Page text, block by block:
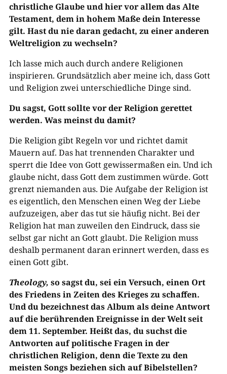
christliche Glaube und hier vor allem das Alte
Testament, dem in hohem Maße dein Interesse
gilt. Hast du nie daran gedacht, zu einer anderen
Weltreligion zu wechseln?
Ich lasse mich auch durch andere Religionen
inspirieren. Grundsätzlich aber meine ich, dass Gott
und Religion zwei unterschiedliche Dinge sind.
Du sagst, Gott sollte vor der Religion gerettet
werden. Was meinst du damit?
Die Religion gibt Regeln vor und richtet damit
Mauern auf. Das hat trennenden Charakter und
sperrt die Idee von Gott gewissermaßen ein. Und ich
glaube nicht, dass Gott dem zustimmen würde. Gott
grenzt niemanden aus. Die Aufgabe der Religion ist
es eigentlich, den Menschen einen Weg der Liebe
aufzuzeigen, aber das tut sie häufig nicht. Bei der
Religion hat man zuweilen den Eindruck, dass sie
selbst gar nicht an Gott glaubt. Die Religion muss
deshalb permanent daran erinnert werden, dass es
einen Gott gibt.
Theology, so sagst du, sei ein Versuch, einen Ort
des Friedens in Zeiten des Krieges zu schaffen.
Und du bezeichnest das Album als deine Antwort
auf die berührenden Ereignisse in der Welt seit
dem 11. September. Heißt das, du suchst die
Antworten auf politische Fragen in der
christlichen Religion, denn die Texte zu den
meisten Songs beziehen sich auf Bibelstellen?